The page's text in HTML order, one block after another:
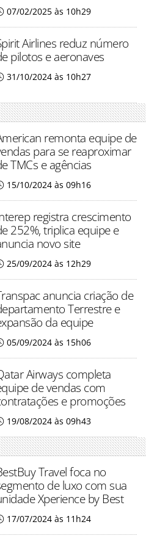
07/02/2025 às 10h29
Airlines reduz número
pilotos e aeronaves
31/10/2024 às 10h27
remonta equipe de
para se reaproximar
TMCs e agências
15/10/2024 às 09h16
registra crescimento
252%, triplica equipe e
novo site
25/09/2024 às 12h29
anuncia criação de
Terrestre e
da equipe
05/09/2024 às 15h06
Airways completa
de vendas com
e promoções
19/08/2024 às 09h43
Travel foca no
de luxo com sua
Xperience by Best
17/07/2024 às 11h24